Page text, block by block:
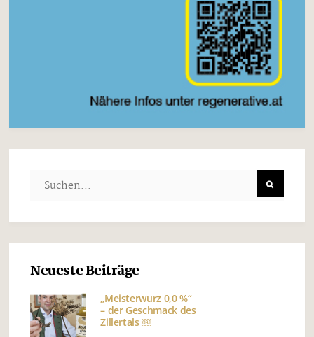
Neueste Beiträge
„Meisterwurz 0,0 %“
– der Geschmack des
Zillertals ￼